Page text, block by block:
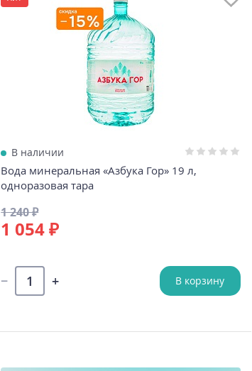
В наличии
Вода минеральная «Азбука Гор» 19 л,
одноразовая тара
1 240 ₽
1 054 ₽
В корзину